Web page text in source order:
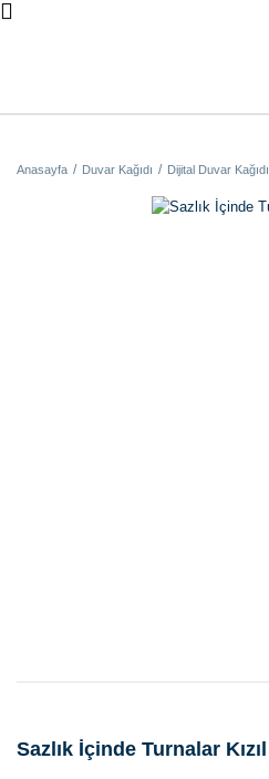
Anasayfa Duvar Kağıdı Dijital Duvar Kağıdı
Sazlık İçinde Turnalar Kızıl